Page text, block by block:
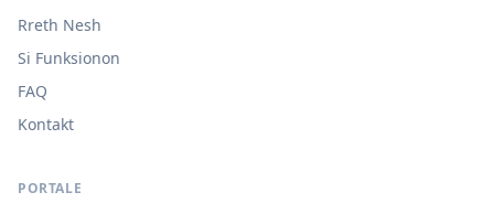
Rreth Nesh
Si Funksionon
FAQ
Kontakt
PORTALE